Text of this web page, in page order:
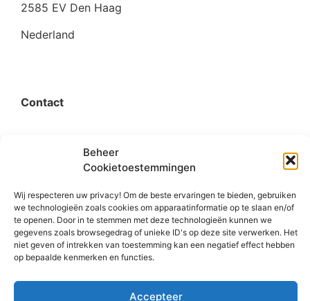
Beheer
Cookietoestemmingen
Wij respecteren uw privacy! Om de beste ervaringen te bieden, gebruiken
we technologieën zoals cookies om apparaatinformatie op te slaan en/of
te openen. Door in te stemmen met deze technologieën kunnen we
gegevens zoals browsegedrag of unieke ID's op deze site verwerken. Het
niet geven of intrekken van toestemming kan een negatief effect hebben
op bepaalde kenmerken en functies.
Accepteer
2585 EV Den Haag
Nederland
Contact
+31 6 53124595
Social